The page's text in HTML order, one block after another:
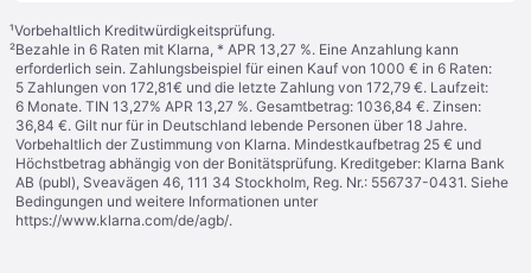
¹Vorbehaltlich Kreditwürdigkeitsprüfung.
²Bezahle in 6 Raten mit Klarna, * APR 13,27 %. Eine Anzahlung kann
erforderlich sein. Zahlungsbeispiel für einen Kauf von 1000 € in 6 Raten:
5 Zahlungen von 172,81€ und die letzte Zahlung von 172,79 €. Laufzeit:
6 Monate. TIN 13,27% APR 13,27 %. Gesamtbetrag: 1036,84 €. Zinsen:
36,84 €. Gilt nur für in Deutschland lebende Personen über 18 Jahre.
Vorbehaltlich der Zustimmung von Klarna. Mindestkaufbetrag 25 € und
Höchstbetrag abhängig von der Bonitätsprüfung. Kreditgeber: Klarna Bank
AB (publ), Sveavägen 46, 111 34 Stockholm, Reg. Nr.: 556737-0431. Siehe
Bedingungen und weitere Informationen unter
https://www.klarna.com/de/agb/.